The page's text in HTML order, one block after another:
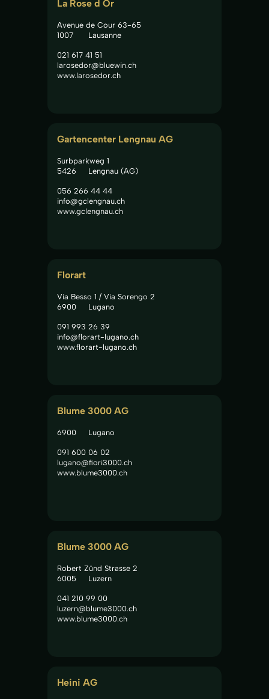
La Rose d Or
Avenue de Cour 63-65
1007
Lausanne
021 617 41 51
larosedor@bluewin.ch
www.larosedor.ch
Gartencenter Lengnau AG
Surbparkweg 1
5426
Lengnau (AG)
056 266 44 44
info@gclengnau.ch
www.gclengnau.ch
Florart
Via Besso 1 / Via Sorengo 2
6900
Lugano
091 993 26 39
info@florart-lugano.ch
www.florart-lugano.ch
Blume 3000 AG
6900 Lugano
091 600 06 02
lugano@fiori3000.ch
www.blume3000.ch
Blume 3000 AG
Robert Zünd Strasse 2
6005
Luzern
041 210 99 00
luzern@blume3000.ch
www.blume3000.ch
Heini AG